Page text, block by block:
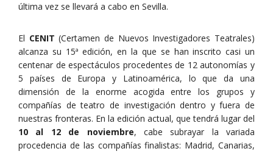
última vez se llevará a cabo en Sevilla.
El CENIT (Certamen de Nuevos Investigadores Teatrales)
alcanza su 15ª edición, en la que se han inscrito casi un
centenar de espectáculos procedentes de 12 autonomías y
5 países de Europa y Latinoamérica, lo que da una
dimensión de la enorme acogida entre los grupos y
compañías de teatro de investigación dentro y fuera de
nuestras fronteras. En la edición actual, que tendrá lugar del
10 al 12 de noviembre, cabe subrayar la variada
procedencia de las compañías finalistas: Madrid, Canarias,